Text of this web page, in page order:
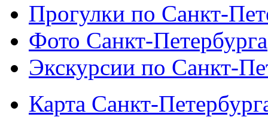
Прогулки по Санкт-
Фото Санкт-Петербурга
Экскурсии по Санкт-
Карта Санкт-